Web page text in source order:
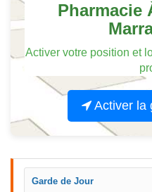
Pharmacie
Activer votre position et
Activer la
Garde de Jour